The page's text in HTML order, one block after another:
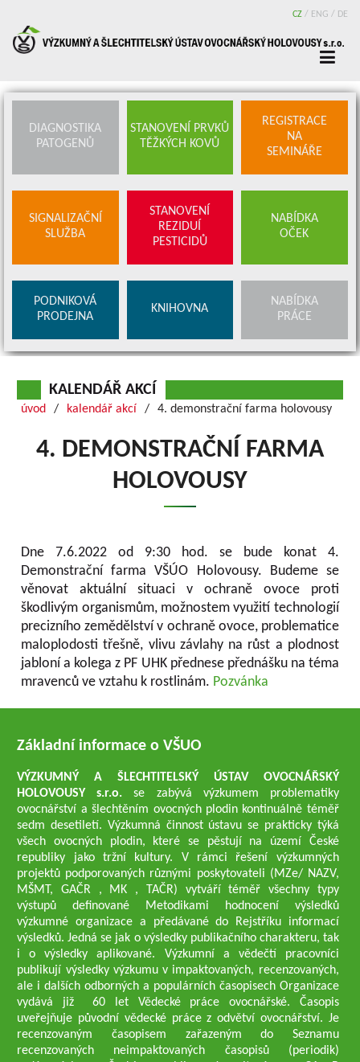
CZ / ENG / DE
DIAGNOSTIKA
PATOGENŮ
STANOVENÍ PRVKŮ
TĚŽKÝCH KOVŮ
REGISTRACE
NA
SEMINÁŘE
SIGNALIZAČNÍ
SLUŽBA
STANOVENÍ
REZIDUÍ
PESTICIDŮ
NABÍDKA
OČEK
PODNIKOVÁ
PRODEJNA
KNIHOVNA
NABÍDKA
PRÁCE
KALENDÁŘ AKCÍ
úvod kalendář akcí 4. demonstrační farma holovousy
4. DEMONSTRAČNÍ FARMA
HOLOVOUSY
Dne 7.6.2022 od 9:30 hod. se bude konat 4.
Demonstrační farma VŠÚO Holovousy. Budeme se
věnovat aktuální situaci v ochraně ovoce proti
škodlivým organismům, možnostem využití technologií
precizního zemědělství v ochraně ovoce, problematice
maloplodosti třešně, vlivu závlahy na růst a plodnost
jabloní a kolega z PF UHK přednese přednášku na téma
mravenců ve vztahu k rostlinám. Pozvánka
Základní informace o VŠUO
VÝZKUMNÝ A ŠLECHTITELSKÝ ÚSTAV OVOCNÁŘSKÝ
HOLOVOUSY s.r.o.se zabývá výzkumem problematiky
ovocnářství a šlechtěním ovocných plodin kontinuálně téměř
sedm desetiletí. Výzkumná činnost ústavu se prakticky týká
všech ovocných plodin, které se pěstují na území České
republiky jako tržní kultury. V rámci řešení výzkumných
projektů podporovaných různými poskytovateli (MZe/ NAZV,
MŠMT, GAČR , MK , TAČR) vytváří téměř všechny typy
výstupů definované Metodikami hodnocení výsledků
výzkumné organizace a předávané do Rejstříku informací
výsledků. Jedná se jak o výsledky publikačního charakteru, tak
i o výsledky aplikované. Výzkumní a vědečtí pracovníci
publikují výsledky výzkumu v impaktovaných, recenzovaných,
ale i dalších odborných a populárních časopisech Organizace
vydává již 60 let Vědecké práce ovocnářské. Časopis
uveřejňuje původní vědecké práce z odvětví ovocnářství. Je
recenzovaným časopisem zařazeným do Seznamu
recenzovaných neimpaktovaných časopisů (periodik)